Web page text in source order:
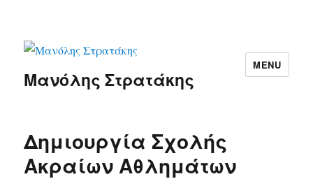
Μανόλης Στρατάκης
MENU
Δημιουργία Σχολής
Ακραίων Αθλημάτων